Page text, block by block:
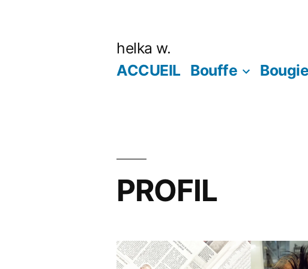
helka w.
ACCUEIL Bouffe
PROFIL